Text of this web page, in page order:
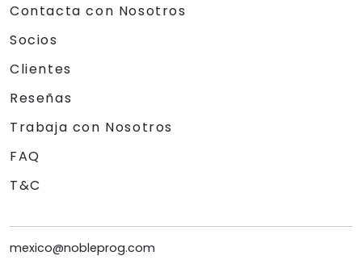
Contacta con Nosotros
Socios
Clientes
Reseñas
Trabaja con Nosotros
FAQ
T&C
mexico@nobleprog.com